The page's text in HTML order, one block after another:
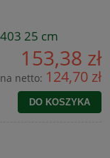
25 cm
153,38 zł
netto: 124,70 zł
DO KOSZYKA